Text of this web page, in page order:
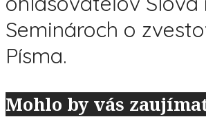
Seminároch o
Písma.
Mohlo by vás